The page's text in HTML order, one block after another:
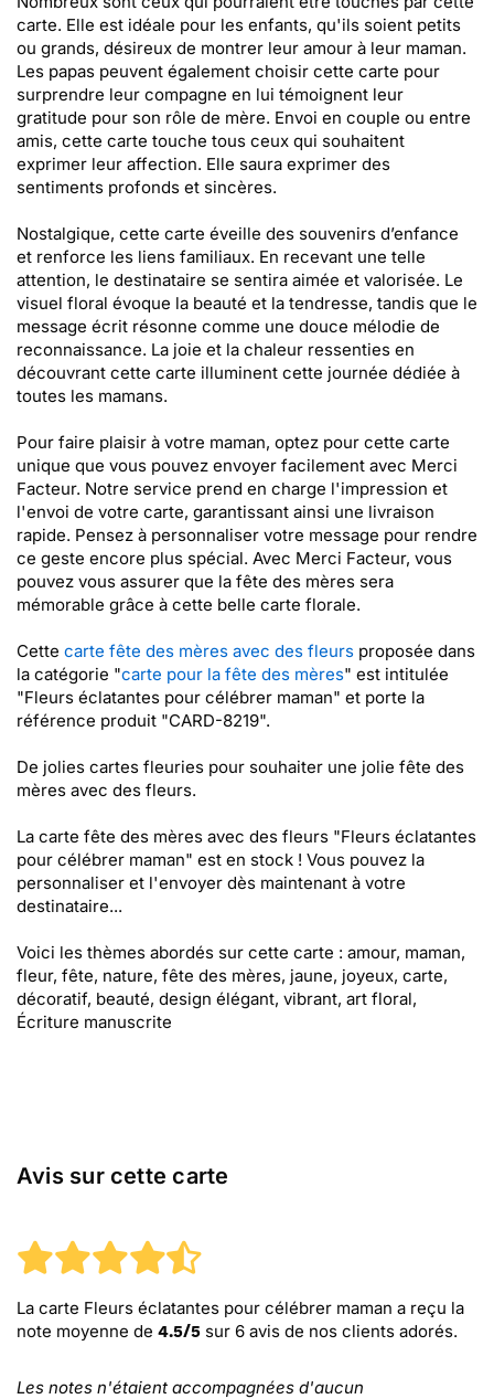
carte. Elle est idéale pour les enfants, qu'ils soient petits
ou grands, désireux de montrer leur amour à leur maman.
Les papas peuvent également choisir cette carte pour
surprendre leur compagne en lui témoignent leur
gratitude pour son rôle de mère. Envoi en couple ou entre
amis, cette carte touche tous ceux qui souhaitent
exprimer leur affection. Elle saura exprimer des
sentiments profonds et sincères.
Nostalgique, cette carte éveille des souvenirs d’enfance
et renforce les liens familiaux. En recevant une telle
attention, le destinataire se sentira aimée et valorisée. Le
visuel floral évoque la beauté et la tendresse, tandis que le
message écrit résonne comme une douce mélodie de
reconnaissance. La joie et la chaleur ressenties en
découvrant cette carte illuminent cette journée dédiée à
toutes les mamans.
Pour faire plaisir à votre maman, optez pour cette carte
unique que vous pouvez envoyer facilement avec Merci
Facteur. Notre service prend en charge l'impression et
l'envoi de votre carte, garantissant ainsi une livraison
rapide. Pensez à personnaliser votre message pour rendre
ce geste encore plus spécial. Avec Merci Facteur, vous
pouvez vous assurer que la fête des mères sera
mémorable grâce à cette belle carte florale.
Cette carte fête des mères avec des fleurs proposée dans
la catégorie "carte pour la fête des mères" est intitulée
"Fleurs éclatantes pour célébrer maman" et porte la
référence produit "CARD-8219".
De jolies cartes fleuries pour souhaiter une jolie fête des
mères avec des fleurs.
La carte fête des mères avec des fleurs "Fleurs éclatantes
pour célébrer maman" est en stock ! Vous pouvez la
personnaliser et l'envoyer dès maintenant à votre
destinataire...
Voici les thèmes abordés sur cette carte : amour, maman,
fleur, fête, nature, fête des mères, jaune, joyeux, carte,
décoratif, beauté, design élégant, vibrant, art floral,
Écriture manuscrite
Avis sur cette carte
La carte Fleurs éclatantes pour célébrer maman a reçu la
note moyenne de 4.5/5 sur 6 avis de nos clients adorés.
Les notes n'étaient accompagnées d'aucun